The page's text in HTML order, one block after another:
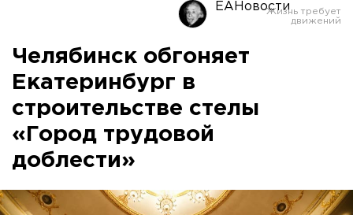
ЕАНовости
Челябинск обгоняет
Екатеринбург в
строительстве стелы
«Город трудовой
доблести»